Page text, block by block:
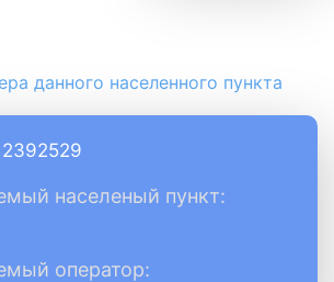
данного населенного пункта
населеный пункт:
оператор: